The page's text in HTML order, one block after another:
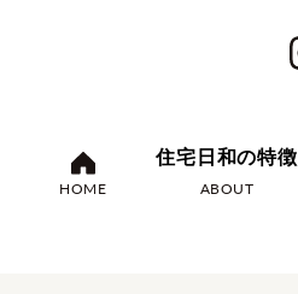
HOME
住宅日和の特徴
ABOUT